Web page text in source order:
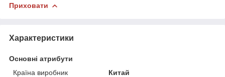
Приховати
Характеристики
Основні атрибути
Країна виробник
Китай